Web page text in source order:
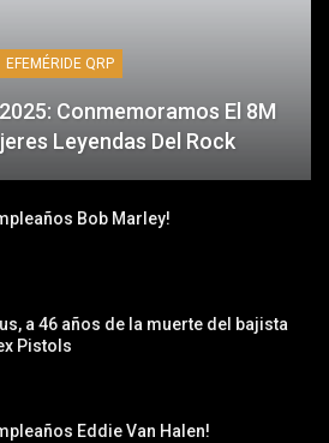
EFEMÉRIDE QRP
Conmemoramos El 8M
Leyendas Del Rock
Bob Marley!
a 46 años de la muerte del bajista
Pistols
Eddie Van Halen!